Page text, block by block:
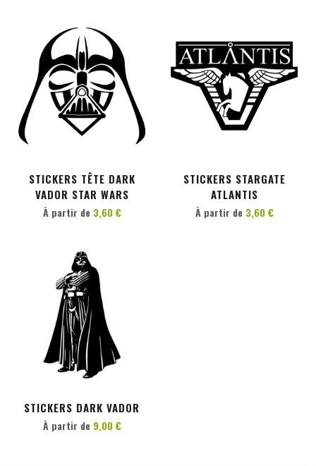
STICKERS TÊTE DARK
VADOR STAR WARS
À partir de 3,60 €
STICKERS STARGATE
ATLANTIS
À partir de 3,60 €
STICKERS DARK VADOR
PERSONNALISER
À partir de 9,00 €